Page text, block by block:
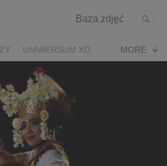
Baza zdjęć
UNIWERSUM XD
MORE